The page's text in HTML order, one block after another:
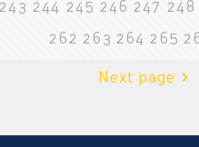
243 244 245 246 247 248
262 263 264 265
Next page